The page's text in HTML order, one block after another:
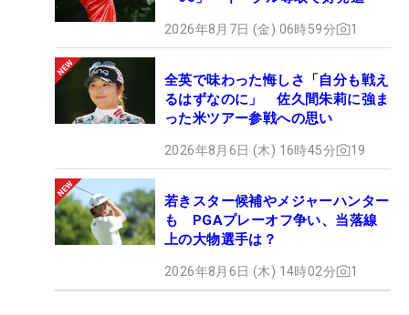
2026年8月7日 (金) 06時59分 1
全英で味わった悔しさ「自分も戦え
るはずなのに」 佐久間朱莉に強ま
った米ツアー参戦への思い
2026年8月6日 (木) 16時45分 19
若きスター候補やメジャーハンター
も PGAプレーオフ争い、当落線
上の大物選手は？
2026年8月6日 (木) 14時02分 1